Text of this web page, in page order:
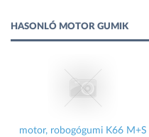
HASONLÓ MOTOR GUMIK
motor, robogógumi K66 M+S